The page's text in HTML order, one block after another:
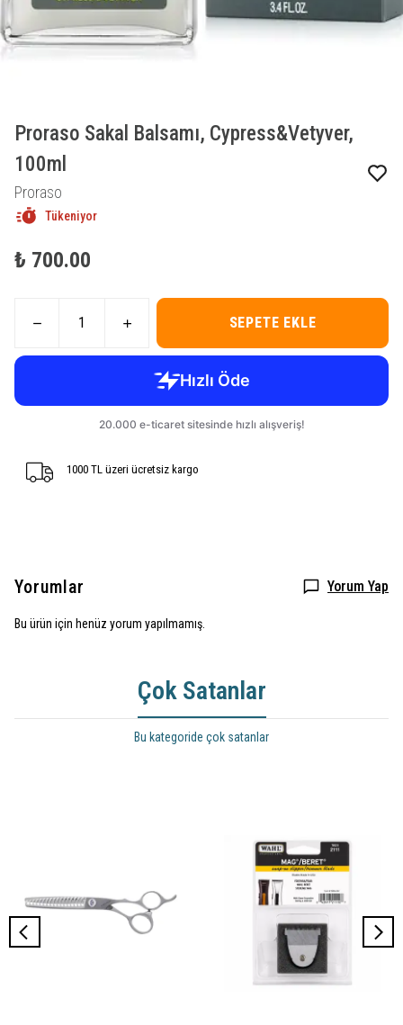
Proraso
Proraso Sakal Balsamı, Cypress&Vetyver,
100ml
Tükeniyor
₺ 700.00
SEPETE EKLE
1000 TL üzeri ücretsiz kargo
Yorumlar Yorum Yap
Bu ürün için henüz yorum yapılmamış.
Çok Satanlar
Bu kategoride çok satanlar